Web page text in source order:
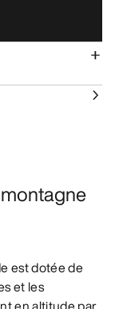
est dotée de
et les